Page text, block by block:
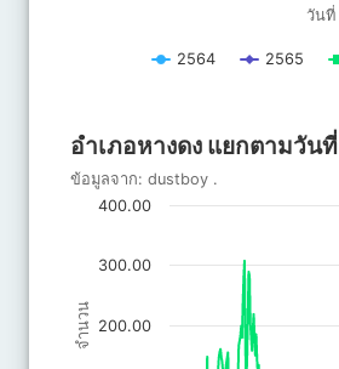
วันที่
2564 2565
อำเภอหางดง แยกตามวันที่
Line chart with 3 lines.
ข้อมูลจาก: dustboy .
จำนวน
อำเภอหางดง แยกตามวันที่
ข้อมูลจาก: dustboy .
200.00
300.00
400.00